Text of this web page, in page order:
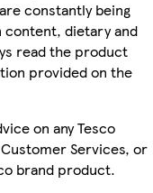
constantly being
dietary and
read the product
provided on the
on any Tesco
Services, or
brand product.